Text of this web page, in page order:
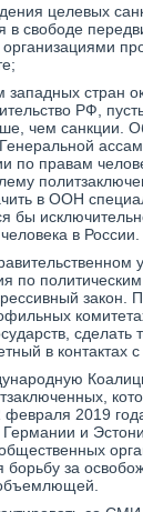
целевых
в свободе
западных стран
РФ,
чем санкции.
по правам
в ООН
бы
в России.
по
закон.
в контактах
февраля 2019
и
борьбу за